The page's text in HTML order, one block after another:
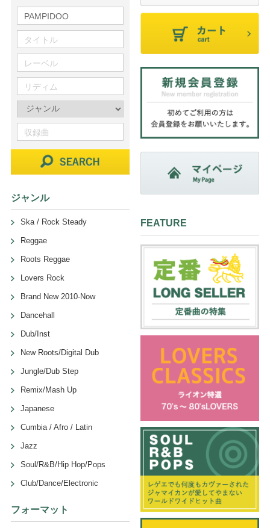
ジャンル
Ska / Rock Steady
Reggae
Roots Reggae
Lovers Rock
Brand New 2010-Now
Dancehall
Dub/Inst
New Roots/Digital Dub
Jungle/Dub Step
Remix/Mash Up
Japanese
Cumbia / Afro / Latin
Jazz
Soul/R&B/Hip Hop/Pops
Club/Dance/Electronic
フォーマット
FEATURE